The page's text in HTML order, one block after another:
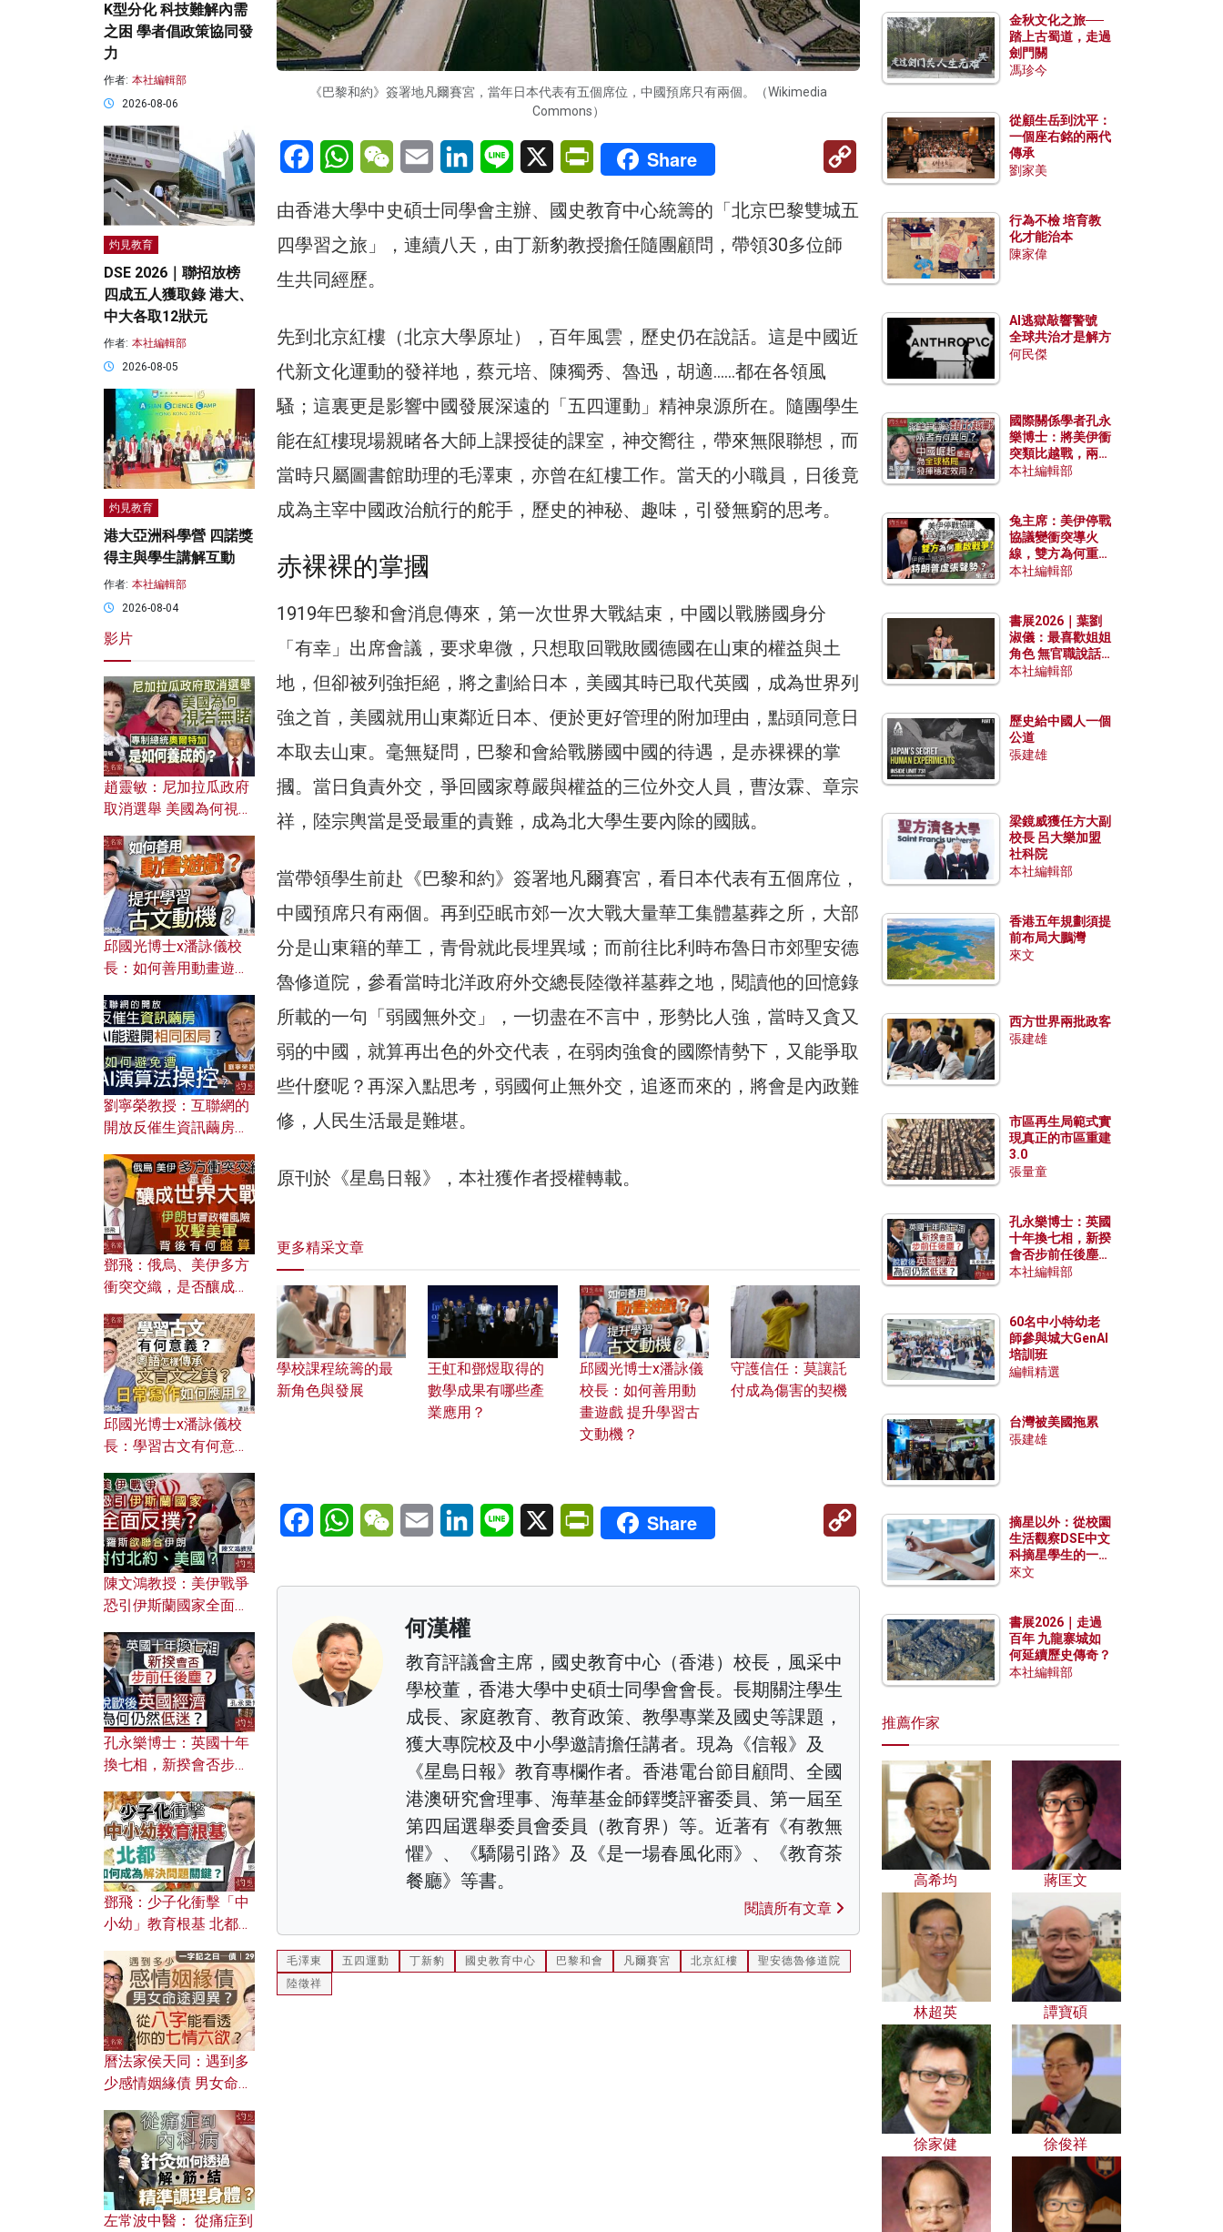
《巴黎和約》簽署地凡爾賽宮，當年日本代表有五個席位，中國預席只有兩個。（Wikimedia
Commons）
FacebookWhatsAppWeChatEmail LinkedInLine X PrintFriendly
Share
Copy
由香港大學中史碩士同學會主辦、國史教育中心統籌的「北京巴黎雙城五
四學習之旅」，連續八天，由丁新豹教授擔任隨團顧問，帶領30多位師
生共同經歷。
先到北京紅樓（北京大學原址），百年風雲，歷史仍在說話。這是中國近
代新文化運動的發祥地，蔡元培、陳獨秀、魯迅，胡適……都在各領風
騷；這裏更是影響中國發展深遠的「五四運動」精神泉源所在。隨團學生
能在紅樓現場親睹各大師上課授徒的課室，神交嚮往，帶來無限聯想，而
當時只屬圖書館助理的毛澤東，亦曾在紅樓工作。當天的小職員，日後竟
成為主宰中國政治航行的舵手，歷史的神秘、趣味，引發無窮的思考。
赤裸裸的掌摑
1919年巴黎和會消息傳來，第一次世界大戰結束，中國以戰勝國身分
「有幸」出席會議，要求卑微，只想取回戰敗國德國在山東的權益與土
地，但卻被列強拒絕，將之劃給日本，美國其時已取代英國，成為世界列
強之首，美國就用山東鄰近日本、便於更好管理的附加理由，點頭同意日
本取去山東。毫無疑問，巴黎和會給戰勝國中國的待遇，是赤裸裸的掌
摑。當日負責外交，爭回國家尊嚴與權益的三位外交人員，曹汝霖、章宗
祥，陸宗輿當是受最重的責難，成為北大學生要內除的國賊。
當帶領學生前赴《巴黎和約》簽署地凡爾賽宮，看日本代表有五個席位，
中國預席只有兩個。再到亞眠市郊一次大戰大量華工集體墓葬之所，大部
分是山東籍的華工，青骨就此長埋異域；而前往比利時布魯日市郊聖安德
魯修道院，參看當時北洋政府外交總長陸徵祥墓葬之地，閱讀他的回憶錄
所載的一句「弱國無外交」，一切盡在不言中，形勢比人強，當時又貪又
弱的中國，就算再出色的外交代表，在弱肉強食的國際情勢下，又能爭取
些什麼呢？再深入點思考，弱國何止無外交，追逐而來的，將會是內政難
修，人民生活最是難堪。
原刊於《星島日報》，本社獲作者授權轉載。
更多精采文章
學校課程統籌的最
新角色與發展
王虹和鄧煜取得的
數學成果有哪些產
業應用？
邱國光博士x潘詠儀
校長：如何善用動
畫遊戲 提升學習古
文動機？
守護信任：莫讓託
付成為傷害的契機
FacebookWhatsAppWeChatEmail LinkedInLine X PrintFriendly
Share
Copy
何漢權
教育評議會主席，國史教育中心（香港）校長，風采中
學校董，香港大學中史碩士同學會會長。長期關注學生
成長、家庭教育、教育政策、教學專業及國史等課題，
獲大專院校及中小學邀請擔任講者。現為《信報》及
《星島日報》教育專欄作者。香港電台節目顧問、全國
港澳研究會理事、海華基金師鐸獎評審委員、第一屆至
第四屆選舉委員會委員（教育界）等。近著有《有教無
懼》、《驕陽引路》及《是一場春風化雨》、《教育茶
餐廳》等書。
閱讀所有文章
毛澤東 五四運動 丁新豹 國史教育中心 巴黎和會 凡爾賽宮 北京紅樓
聖安德魯修道院
陸徵祥
K型分化 科技難解內需
之困 學者倡政策協同發
力
作者: 本社編輯部
2026-08-06
灼見教育
DSE 2026｜聯招放榜
四成五人獲取錄 港大、
中大各取12狀元
作者: 本社編輯部
2026-08-05
灼見教育
港大亞洲科學營 四諾獎
得主與學生講解互動
作者: 本社編輯部
2026-08-04
影片
趙靈敏：尼加拉瓜政府
取消選舉 美國為何視若
加是如何養成的？
邱國光博士x潘詠儀校
長：如何善用動畫遊戲
劉寧榮教授：互聯網的
開放反催生資訊繭房，
何避免遭AI演算法操
控？
鄧飛：俄烏、美伊多方
衝突交織，是否釀成世
風險攻擊美軍，背後有
何盤算？
邱國光博士x潘詠儀校
長：學習古文有何意
文之美？ 日常寫作如何
應用？
陳文鴻教授：美伊戰爭
恐引伊斯蘭國家全面反
對付北約美國？
孔永樂博士：英國十年
換七相，新揆會否步前
濟為何仍然低迷？
鄧飛：少子化衝擊「中
小幼」教育根基 北都如
曆法家侯天同：遇到多
少感情姻緣債 男女命途
的七情六欲？
左常波中醫： 從痛症到
金秋文化之旅──
踏上古蜀道，走過
劍門關
馮珍今
從顧生岳到沈平：
一個座右銘的兩代
傳承
劉家美
行為不檢 培育教
化才能治本
陳家偉
AI逃獄敲響警號
全球共治才是解方
何民傑
國際關係學者孔永
樂博士：將美伊衝
突類比越戰，兩者
有何異同？中國崛
本社編輯部
兔主席：美伊停戰
協議變衝突導火
線，雙方為何重啟
戰爭？伊朗一早洞
本社編輯部
書展2026｜葉劉
淑儀：最喜歡姐姐
角色 無官職說話
包袱少
本社編輯部
歷史給中國人一個
公道
張建雄
梁鏡威獲任方大副
校長 呂大樂加盟
社科院
本社編輯部
香港五年規劃須提
前布局大鵬灣
來文
西方世界兩批政客
張建雄
市區再生局範式實
現真正的市區重建
3.0
張量童
孔永樂博士：英國
十年換七相，新揆
會否步前任後塵？
脫歐後英國經濟為
本社編輯部
60名中小特幼老
師參與城大GenAI
培訓班
編輯精選
台灣被美國拖累
張建雄
摘星以外：從校園
生活觀察DSE中文
科摘星學生的一點
特質
來文
書展2026｜走過
百年 九龍寨城如
何延續歷史傳奇？
本社編輯部
推薦作家
高希均 蔣匡文
林超英 譚寶碩
徐家健 徐俊祥